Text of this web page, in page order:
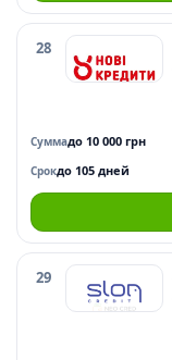
28
Суммадо 10 000 грн
Срокдо 105 дней
29